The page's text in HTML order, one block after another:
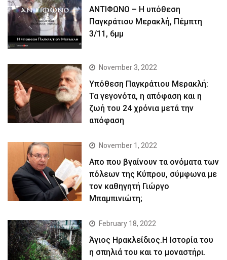
ΑΝΤΙΦΩΝΟ – Η υπόθεση
Παγκράτιου Μερακλή, Πέμπτη
3/11, 6μμ
November 3, 2022
Yπόθεση Παγκράτιου Μερακλή:
Τα γεγονότα, η απόφαση και η
ζωή του 24 χρόνια μετά την
απόφαση
November 1, 2022
Απο που βγαίνουν τα ονόματα των
πόλεων της Κύπρου, σύμφωνα με
τον καθηγητή Γιώργο
Μπαμπινιώτη;
February 18, 2022
Άγιος Ηρακλείδιος.Η Ιστορία του
η σπηλιά του και το μοναστήρι.